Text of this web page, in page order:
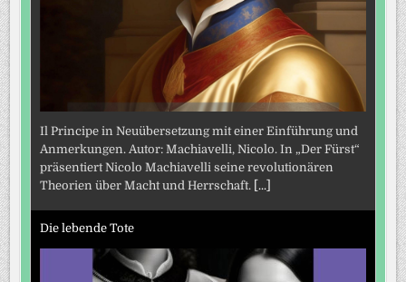
Il Principe in Neuübersetzung mit einer Einführung und
Anmerkungen. Autor: Machiavelli, Nicolo. In „Der Fürst“
präsentiert Nicolo Machiavelli seine revolutionären
Theorien über Macht und Herrschaft. [...]
Die lebende Tote